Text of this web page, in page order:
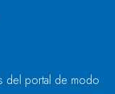
del portal de modo